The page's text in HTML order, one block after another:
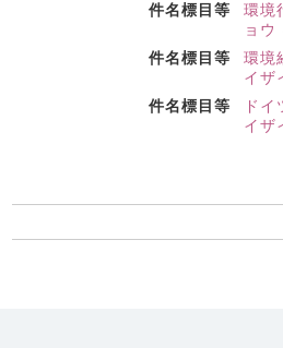
件名標目等
環境
ョウ
件名標目等
環境
イザ
件名標目等
ド
イザ